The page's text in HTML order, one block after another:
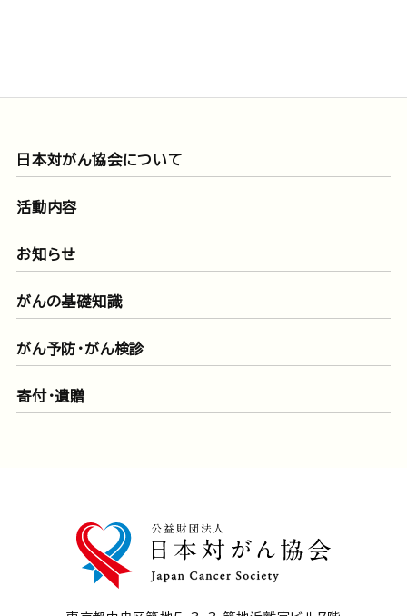
日本対がん協会について
活動内容
お知らせ
がんの基礎知識
がん予防・がん検診
寄付・遺贈